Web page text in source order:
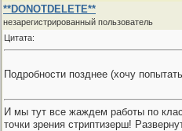
**DONOTDELETE**
незарегистрированный пользователь
Цитата:
Подробности позднее (хочу
И мы тут все жаждем работы по
точки зрения стриптизерш!